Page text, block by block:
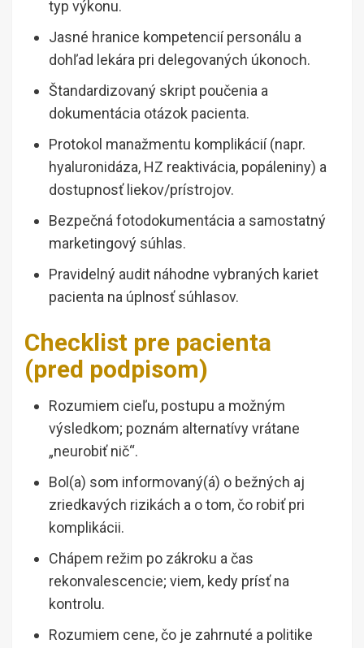
typ výkonu.
Jasné hranice kompetencií personálu a
dohľad lekára pri delegovaných úkonoch.
Štandardizovaný skript poučenia a
dokumentácia otázok pacienta.
Protokol manažmentu komplikácií (napr.
hyaluronidáza, HZ reaktivácia, popáleniny) a
dostupnosť liekov/prístrojov.
Bezpečná fotodokumentácia a samostatný
marketingový súhlas.
Pravidelný audit náhodne vybraných kariet
pacienta na úplnosť súhlasov.
Checklist pre pacienta
(pred podpisom)
Rozumiem cieľu, postupu a možným
výsledkom; poznám alternatívy vrátane
„neurobiť nič“.
Bol(a) som informovaný(á) o bežných aj
zriedkavých rizikách a o tom, čo robiť pri
komplikácii.
Chápem režim po zákroku a čas
rekonvalescencie; viem, kedy prísť na
kontrolu.
Rozumiem cene, čo je zahrnuté a politike